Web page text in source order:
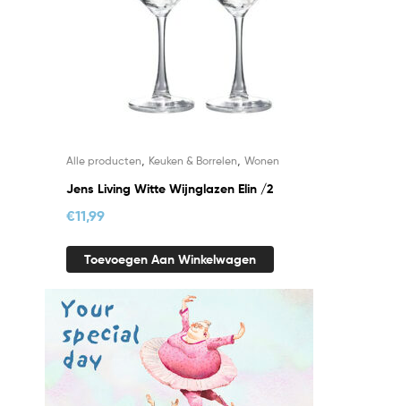
Alle producten Keuken & Borrelen Wonen
Jens Living Witte Wijnglazen Elin /2
€11,99
Toevoegen Aan Winkelwagen